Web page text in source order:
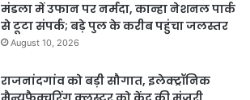
मंडला में उफान पर नर्मदा, कान्हा नेशनल पार्क
से टूटा संपर्क; बड़े पुल के करीब पहुंचा जलस्तर
August 10, 2026
राजनांदगांव को बड़ी सौगात, इलेक्ट्रॉनिक